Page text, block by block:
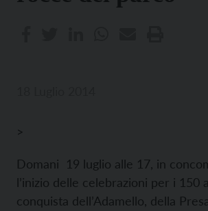
>
Domani 19 luglio alle 17, in
l’inizio delle celebrazioni per i 150
conquista dell’Adamello, della